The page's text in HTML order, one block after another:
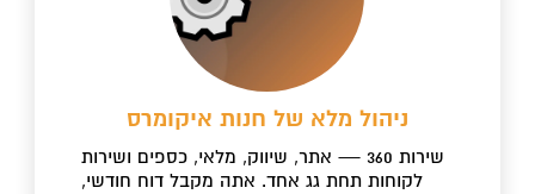
ניהול מלא של חנות איקומרס
שירות 360 — אתר, שיווק, מלאי, כספים ושירות
לקוחות תחת גג אחד. אתה מקבל דוח חודשי,